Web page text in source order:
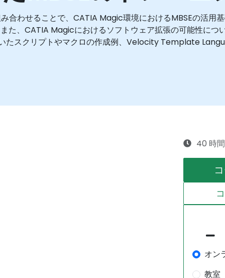
合わせることで、CATIA Magic環境におけるMBSEの活用
た、CATIA Magicにおけるソフトウェア拡張の可能性につ
たスクリプトやマクロの作成例、Velocity Template
40 時間
オン
教室